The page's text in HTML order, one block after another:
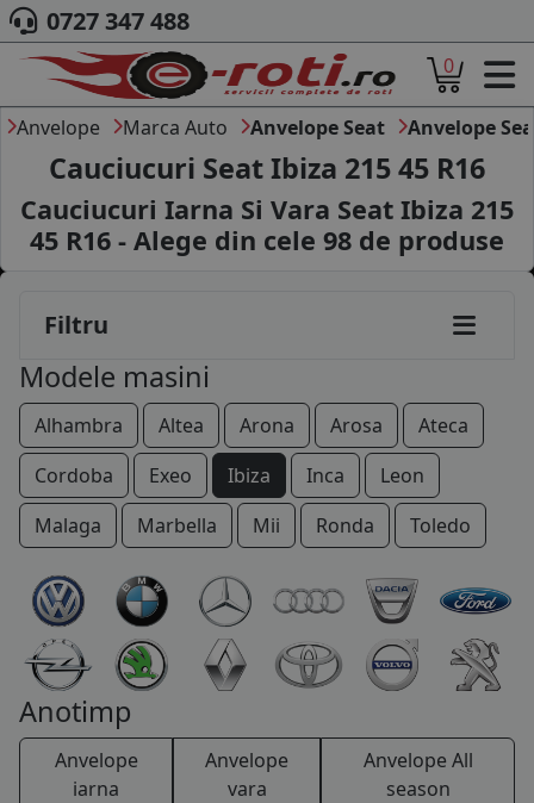
ACASA
DESPRE NOI
ANVELOPE
AUTO
CAMION
MOTO
MARCA AUTO
BLOG
B2B - COLABORARE COMPANII
CONT
CONTACT
0727 347 488
0
Anvelope Marca Auto Anvelope Seat Anvelope
Cauciucuri Seat Ibiza 215 45 R16
Cauciucuri Iarna Si Vara Seat Ibiza 215
45 R16 - Alege din cele 98 de produse
Filtru
Modele masini
Alhambra Altea Arona Arosa
Ateca
Cordoba
Exeo Ibiza Inca
Leon
Malaga
Marbella Mii Ronda Toledo
Anotimp
Anvelope
iarna
Anvelope
vara
Anvelope All
season
145/80R13
155/80R13
165/70R13
105/70R14
165/65R14
165/70R14
175/70R14
185/60R14
185/70R14
115/70R15
175/65R15
185/55R15
185/60R15
185/65R15